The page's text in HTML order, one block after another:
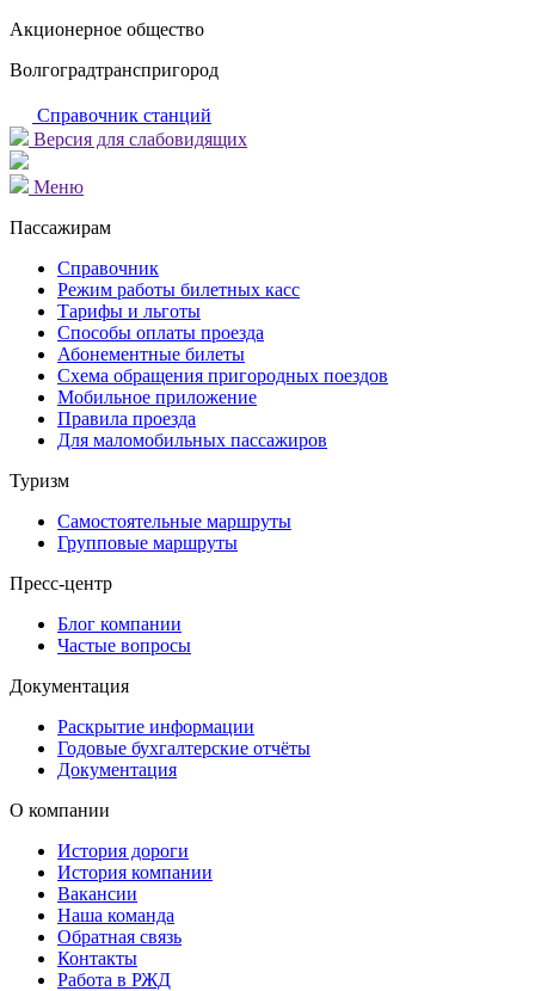
Акционерное общество
Волгоградтранспригород
Справочник станций
Версия для слабовидящих
Меню
Пассажирам
Справочник
Режим работы билетных касс
Тарифы и льготы
Способы оплаты проезда
Абонементные билеты
Схема обращения пригородных поездов
Мобильное приложение
Правила проезда
Для маломобильных пассажиров
Туризм
Самостоятельные маршруты
Групповые маршруты
Пресс-центр
Блог компании
Частые вопросы
Документация
Раскрытие информации
Годовые бухгалтерские отчёты
Документация
О компании
История дороги
История компании
Вакансии
Наша команда
Обратная связь
Контакты
Работа в РЖД